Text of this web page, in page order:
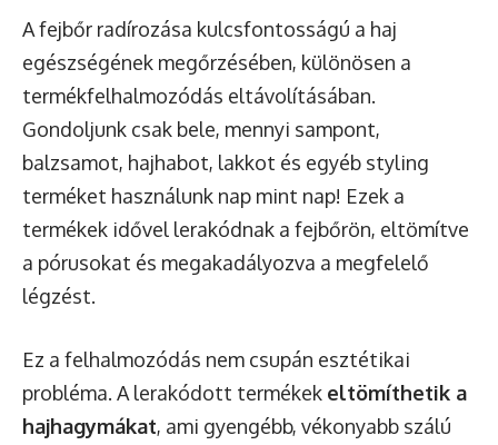
A fejbőr radírozása kulcsfontosságú a haj
egészségének megőrzésében, különösen a
termékfelhalmozódás eltávolításában.
Gondoljunk csak bele, mennyi sampont,
balzsamot, hajhabot, lakkot és egyéb styling
terméket használunk nap mint nap! Ezek a
termékek idővel lerakódnak a fejbőrön, eltömítve
a pórusokat és megakadályozva a megfelelő
légzést.
Ez a felhalmozódás nem csupán esztétikai
probléma. A lerakódott termékek eltömíthetik a
hajhagymákat, ami gyengébb, vékonyabb szálú